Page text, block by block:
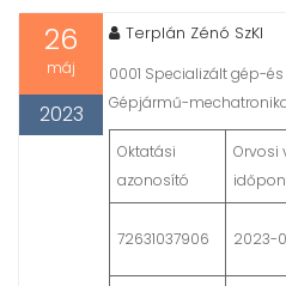
26
máj
2023
Terplán Zénó SzKI
0001 Specializált gép-
Gépjármű-
Oktatási
azonosító
Orvosi
72631037906 2023-